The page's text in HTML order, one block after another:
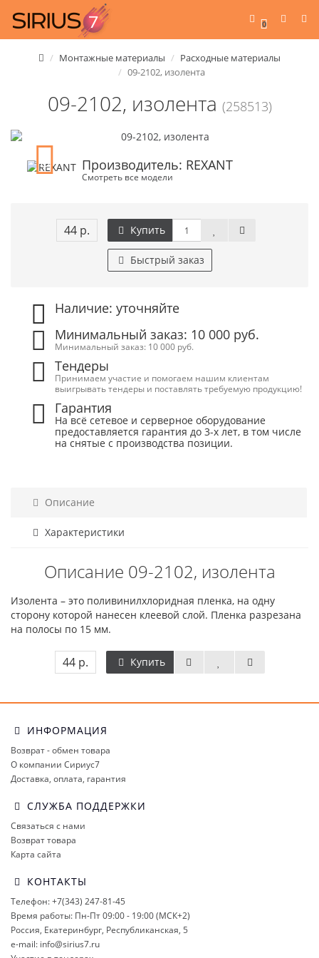
0
Монтажные материалы
Расходные материалы
09-2102, изолента
09-2102, изолента (258513)
Производитель: REXANT
Смотреть все модели
44 р. Купить
Быстрый заказ
Наличие: уточняйте
Минимальный заказ: 10 000 руб.
Минимальный заказ: 10 000 руб.
Тендеры
Принимаем участие и помогаем нашим клиентам
выигрывать тендеры и поставлять требуемую продукцию!
Гарантия
На всё сетевое и серверное оборудование
предоставляется гарантия до 3-х лет, в том числе
на снятые с производства позиции.
Описание
Характеристики
Описание 09-2102, изолента
Изолента – это поливинилхлоридная пленка, на одну
сторону которой нанесен клеевой слой. Пленка разрезана
на полосы по 15 мм.
44 р. Купить
ИНФОРМАЦИЯ
Возврат - обмен товара
О компании Сириус7
Доставка, оплата, гарантия
СЛУЖБА ПОДДЕРЖКИ
Связаться с нами
Возврат товара
Карта сайта
КОНТАКТЫ
Телефон: +7(343) 247-81-45
Время работы: Пн-Пт 09:00 - 19:00 (МСК+2)
Россия, Екатеринбург, Республиканская, 5
e-mail: info@sirius7.ru